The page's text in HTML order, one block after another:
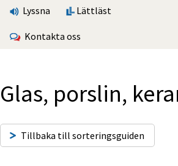
Lyssna Lättläst
Kontakta oss
Glas, porslin,
Tillbaka till sorteringsguiden